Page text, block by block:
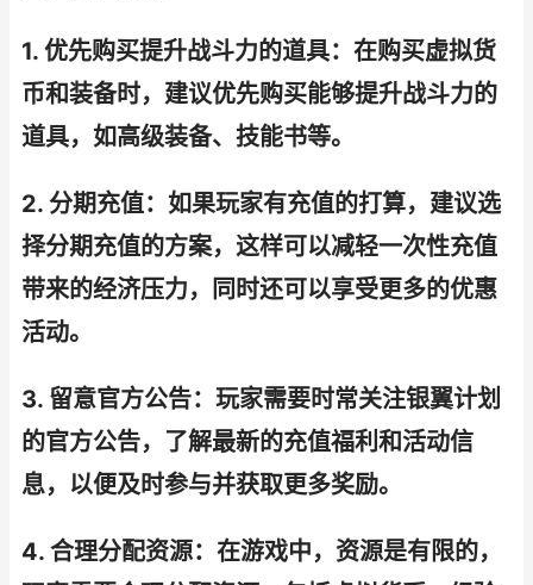
1. 优先购买提升战斗力的道具：在购买虚拟货
币和装备时，建议优先购买能够提升战斗力的
道具，如高级装备、技能书等。
2. 分期充值：如果玩家有充值的打算，建议选
择分期充值的方案，这样可以减轻一次性充值
带来的经济压力，同时还可以享受更多的优惠
活动。
3. 留意官方公告：玩家需要时常关注银翼计划
的官方公告，了解最新的充值福利和活动信
息，以便及时参与并获取更多奖励。
4. 合理分配资源：在游戏中，资源是有限的，